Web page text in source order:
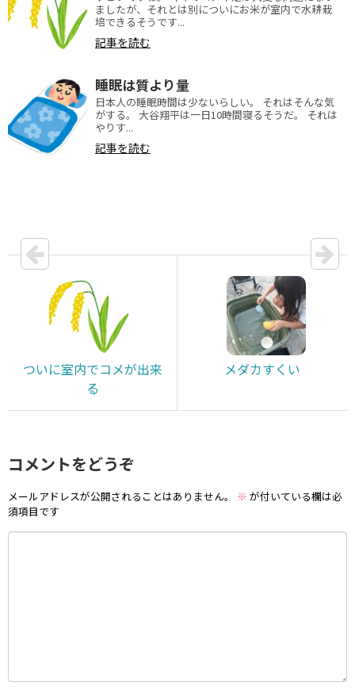
ましたが、それとは別についにお米が室内で水耕栽
培できるそうです...
記事を読む
睡眠は質より量
日本人の睡眠時間は少ないらしい。 それはそんな気
がする。 大谷翔平は一日10時間寝るそうだ。 それは
やりす...
記事を読む
ついに室内でコメが出来
る
メダカすくい
コメントをどうぞ
メールアドレスが公開されることはありません。 ※ が付いている欄は必
須項目です